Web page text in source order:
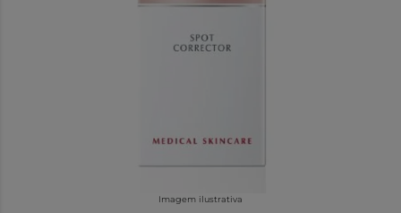
Imagem ilustrativa